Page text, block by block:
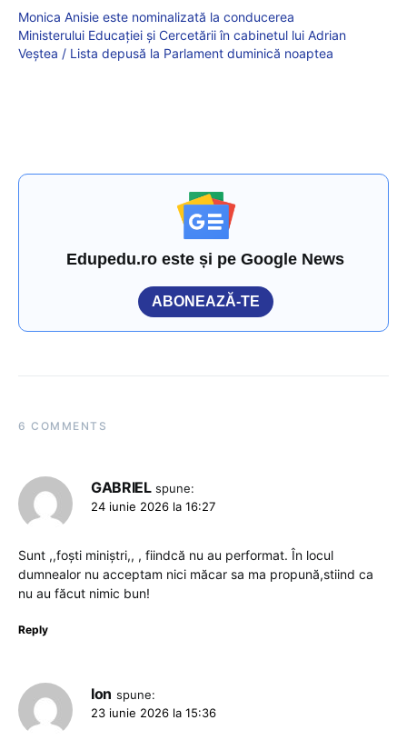
Monica Anisie este nominalizată la conducerea
Ministerului Educației și Cercetării în cabinetul lui Adrian
Veștea / Lista depusă la Parlament duminică noaptea
Edupedu.ro este și pe Google News
ABONEAZĂ-TE
6 COMMENTS
GABRIEL spune:
24 iunie 2026 la 16:27
Sunt ,,foști miniștri,, , fiindcă nu au performat. În locul
dumnealor nu acceptam nici măcar sa ma propună,stiind ca
nu au făcut nimic bun!
Reply
Ion spune:
23 iunie 2026 la 15:36